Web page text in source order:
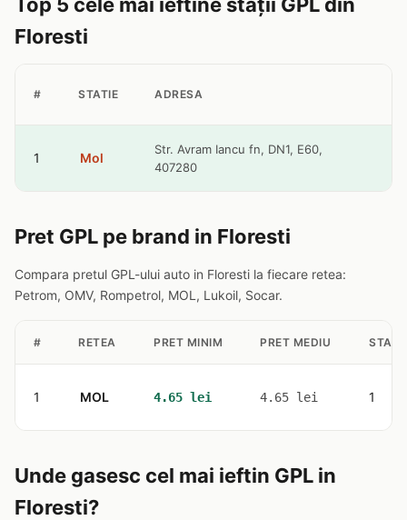
Floresti
# STATIE ADRESA
1 Mol
Str. Avram Iancu fn, DN1, E60,
407280
Pret GPL pe brand in Floresti
Compara pretul GPL-ului auto in Floresti la fiecare retea:
Petrom, OMV, Rompetrol, MOL, Lukoil, Socar.
# RETEA PRET MINIM PRET MEDIU
1 MOL 4.65 lei 4.65 lei 1
Unde gasesc cel mai ieftin GPL in
Floresti?